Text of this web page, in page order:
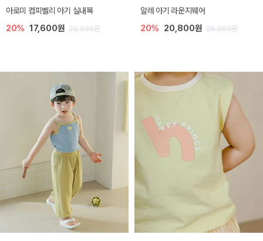
아로미 컴피벨리 아기 실내복
20% 17,600원 22,000원
알레 아기 라운지웨어
20% 20,800원 26,000원